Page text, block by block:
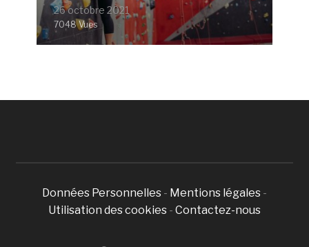
26 octobre 2021
7048 Vues
Données Personnelles - Mentions légales -
Utilisation des cookies - Contactez-nous